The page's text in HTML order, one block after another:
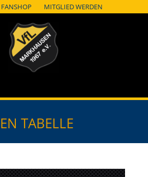
FANSHOP MITGLIED WERDEN
TABELLE